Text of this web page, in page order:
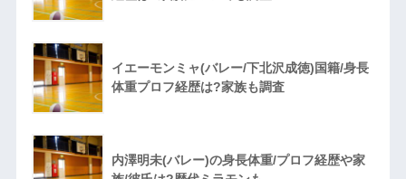
イエーモンミャ(バレー/下北沢成徳)国籍/身長
体重プロフ経歴は?家族も調査
内澤明未(バレー)の身長体重/プロフ経歴や家